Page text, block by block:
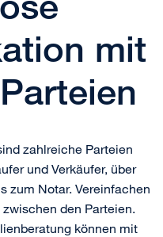
mit
zahlreiche Parteien
und Verkäufer, über
zum Notar. Vereinfachen
den Parteien.
können mit